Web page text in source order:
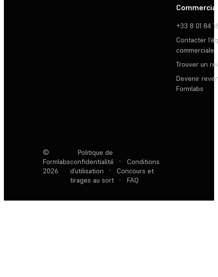
Commercial
+33 8 01 84
Contacter
commerciale
Trouver un
Devenir
Formlabs
©
Formlabs
2026
Politique de
confidentialité
·
Conditions
d’utilisation
·
Concours et
tirages au sort
· FAQ